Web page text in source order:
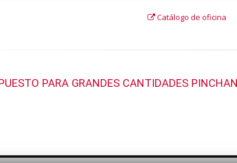
Catálogo de oficina
PARA GRANDES CANTIDADES